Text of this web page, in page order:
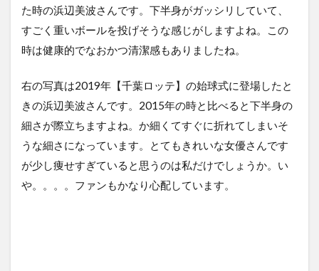
た時の浜辺美波さんです。下半身がガッシリしていて、
すごく重いボールを投げそうな感じがしますよね。この
時は健康的でなおかつ清潔感もありましたね。
右の写真は2019年【千葉ロッテ】の始球式に登場したと
きの浜辺美波さんです。2015年の時と比べると下半身の
細さが際立ちますよね。か細くてすぐに折れてしまいそ
うな細さになっています。とてもきれいな女優さんです
が少し痩せすぎていると思うのは私だけでしょうか。い
や。。。。ファンもかなり心配しています。